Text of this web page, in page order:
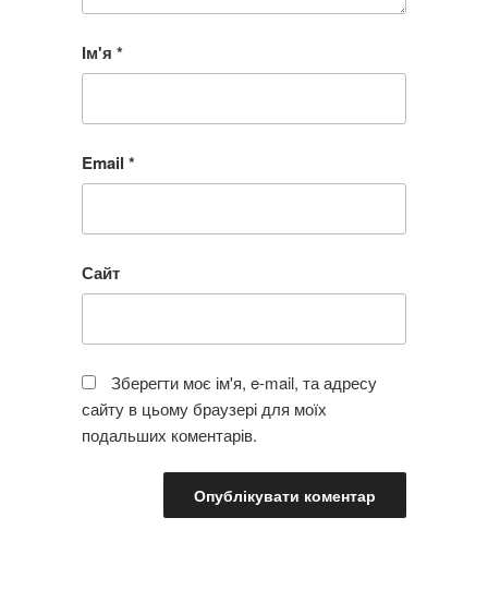
Ім'я *
Email *
Сайт
Зберегти моє ім'я, e-mail, та адресу
сайту в цьому браузері для моїх
подальших коментарів.